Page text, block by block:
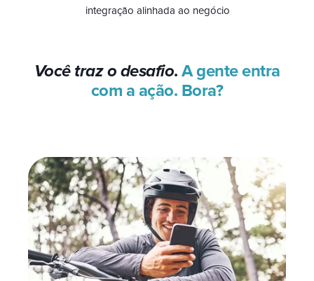
integração alinhada ao negócio
Você traz o desafio. A gente entra
com a ação. Bora?